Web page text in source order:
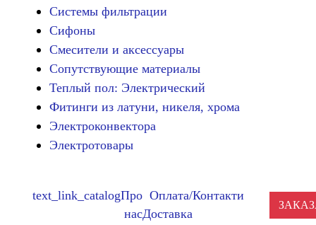
Системы фильтрации
Сифоны
Смесители и аксессуары
Сопутствующие материалы
Теплый пол: Электрический
Фитинги из латуни, никеля, хрома
Электроконвектора
Электротовары
text_link_catalogПро
нас
Оплата/
Доставка
Контакти